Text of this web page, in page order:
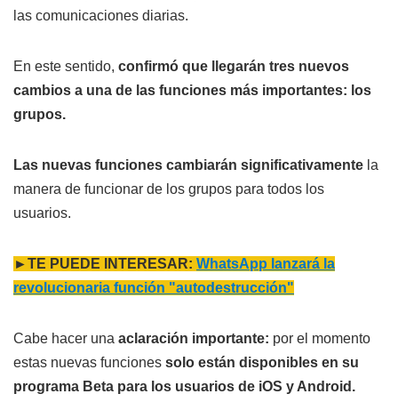
las comunicaciones diarias.
En este sentido, confirmó que llegarán tres nuevos
cambios a una de las funciones más importantes: los
grupos.
Las nuevas funciones cambiarán significativamente la
manera de funcionar de los grupos para todos los
usuarios.
►TE PUEDE INTERESAR: WhatsApp lanzará la
revolucionaria función "autodestrucción"
Cabe hacer una aclaración importante: por el momento
estas nuevas funciones solo están disponibles en su
programa Beta para los usuarios de iOS y Android.